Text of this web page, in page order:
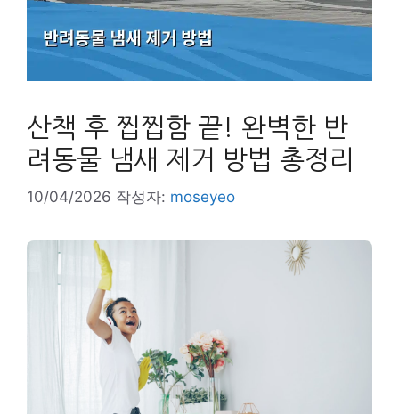
산책 후 찝찝함 끝! 완벽한 반
려동물 냄새 제거 방법 총정리
10/04/2026 작성자: moseyeo